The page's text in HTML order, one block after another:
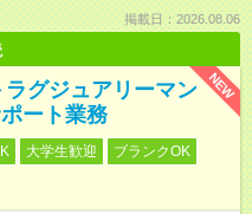
掲載日：2026.08.06
NEW
グジュアリーマン
ート業務
大学生歓迎
ブランクOK